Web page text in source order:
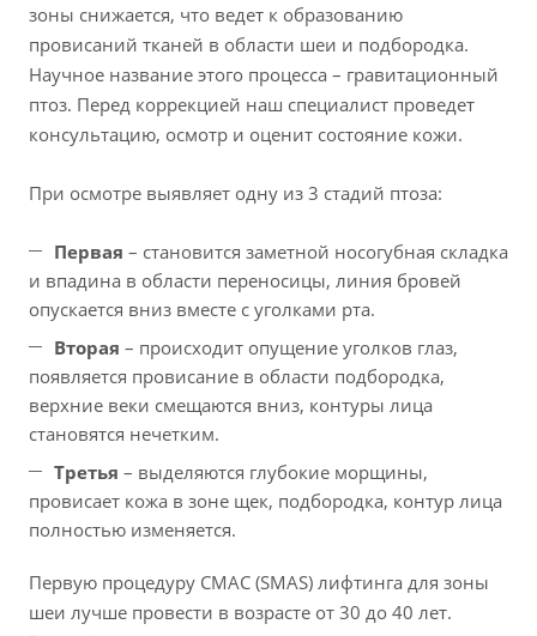
зоны снижается, что ведет к образованию
провисаний тканей в области шеи и подбородка.
Научное название этого процесса – гравитационный
птоз. Перед коррекцией наш специалист проведет
консультацию, осмотр и оценит состояние кожи.
При осмотре выявляет одну из 3 стадий птоза:
Первая – становится заметной носогубная складка
и впадина в области переносицы, линия бровей
опускается вниз вместе с уголками рта.
Вторая – происходит опущение уголков глаз,
появляется провисание в области подбородка,
верхние веки смещаются вниз, контуры лица
становятся нечетким.
Третья – выделяются глубокие морщины,
провисает кожа в зоне щек, подбородка, контур лица
полностью изменяется.
Первую процедуру СМАС (SMAS) лифтинга для зоны
шеи лучше провести в возрасте от 30 до 40 лет.